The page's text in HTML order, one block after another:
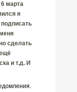
6 марта
я
сделать
и т.д. И